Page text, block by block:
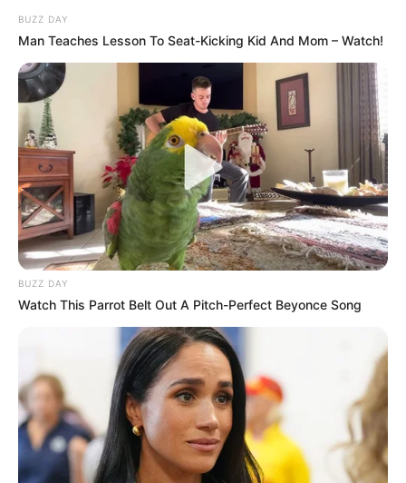
BUZZ DAY
Man Teaches Lesson To Seat-Kicking Kid And Mom – Watch!
BUZZ DAY
Watch This Parrot Belt Out A Pitch-Perfect Beyonce Song